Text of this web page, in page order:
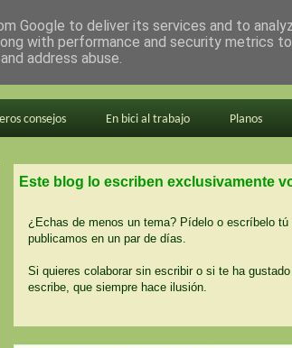
consejos En bici al trabajo Planos
Este blog lo escriben exclusivamente
¿Echas de menos un tema? Pídelo o escríbelo tú
publicamos en un par de días.
Si quieres colaborar sin escribir o si te ha
escribe, que siempre hace ilusión.
Google to deliver its services and to
with performance and security metrics
address abuse.